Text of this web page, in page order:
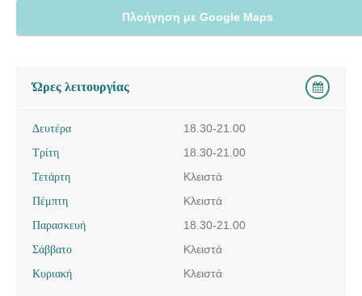
Πλοήγηση με Google Maps
Ώρες λειτουργίας
Δευτέρα
18.30-21.00
Τρίτη
18.30-21.00
Τετάρτη
Κλειστά
Πέμπτη
Κλειστά
Παρασκευή
18.30-21.00
Σάββατο
Κλειστά
Κυριακή
Κλειστά